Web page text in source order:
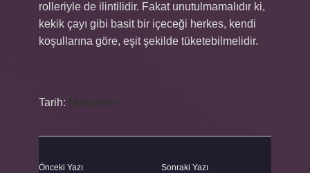
rolleriyle de ilintilidir. Fakat unutulmamalıdır ki,
kekik çayı gibi basit bir içeceği herkes, kendi
koşullarına göre, eşit şekilde tüketebilmelidir.
Tarih:
Önceki Yazı Sonraki Yazı